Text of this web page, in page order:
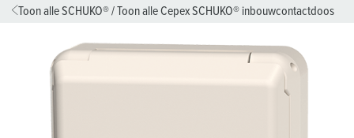
Toon alle SCHUKO®/Toon alle Cepex SCHUKO® inbouwcontactdoos